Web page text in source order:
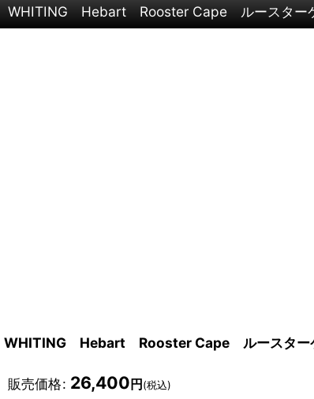
WHITING Hebart Rooster Cape ルースター
WHITING Hebart Rooster Cape ルースター
販売価格: 26,400 円 (税込)